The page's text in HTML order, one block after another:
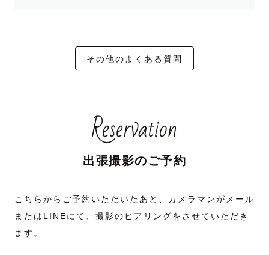
その他のよくある質問
Reservation
出張撮影のご予約
こちらからご予約いただいたあと、カメラマンがメール
またはLINEにて、撮影のヒアリングをさせていただき
ます。